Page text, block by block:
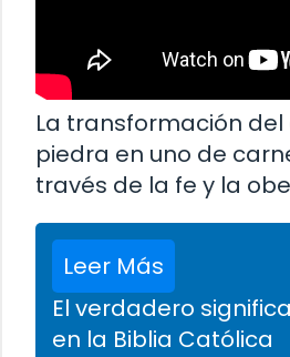
La transformación del
piedra en uno de
través de la fe y la
Leer Más
El verdadero
en la Biblia Católica